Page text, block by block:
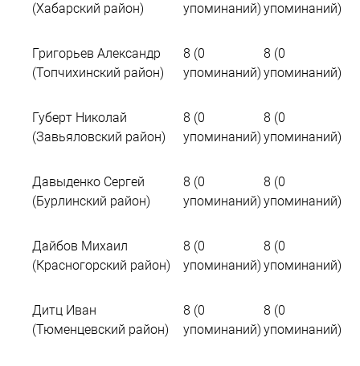
(Хабарский район)
упоминаний) упоминаний)
Григорьев Александр
(Топчихинский район)
8 (0
упоминаний)
8 (0
упоминаний)
Губерт Николай
(Завьяловский район)
8 (0
упоминаний)
8 (0
упоминаний)
Давыденко Сергей
(Бурлинский район)
8 (0
упоминаний)
8 (0
упоминаний)
Дайбов Михаил
(Красногорский район)
8 (0
упоминаний)
8 (0
упоминаний)
Дитц Иван
(Тюменцевский район)
8 (0
упоминаний)
8 (0
упоминаний)